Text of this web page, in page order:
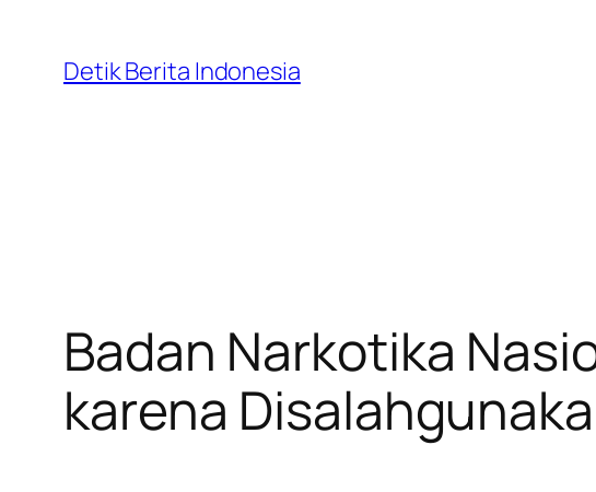
content
Detik Berita Indonesia
Badan Narkotika
karena